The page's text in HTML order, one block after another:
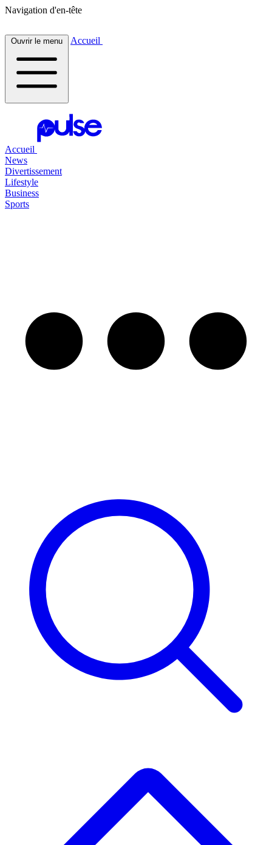
Navigation d'en-tête
Ouvrir le menu Accueil
Accueil
News
Divertissement
Lifestyle
Business
Sports